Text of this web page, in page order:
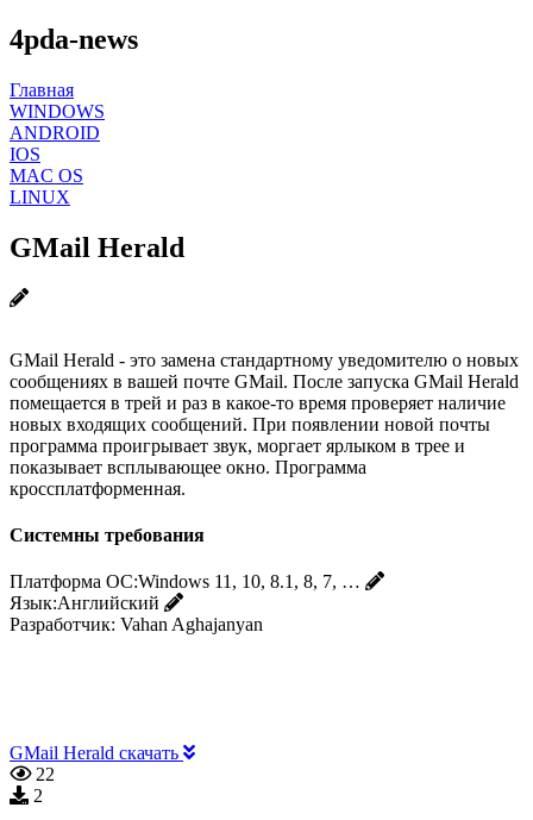
4pda-news
Главная
WINDOWS
ANDROID
IOS
MAC OS
LINUX
GMail Herald
GMail Herald - это замена стандартному уведомителю о новых
сообщениях в вашей почте GMail. После запуска GMail Herald
помещается в трей и раз в какое-то время проверяет наличие
новых входящих сообщений. При появлении новой почты
программа проигрывает звук, моргает ярлыком в трее и
показывает всплывающее окно. Программа
кроссплатформенная.
Системны требования
Платформа ОС:Windows 11, 10, 8.1, 8, 7, …
Язык:Английский
Разработчик: Vahan Aghajanyan
GMail Herald скачать
22
2